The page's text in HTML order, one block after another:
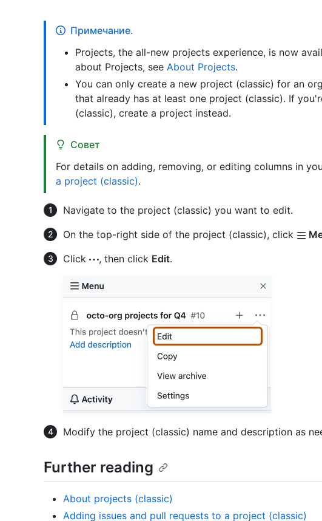
Примечание.
Projects, the all-new projects experience, is now
about Projects, see About Projects.
You can only create a new project (classic) for an
that already has at least one project (classic). If
(classic), create a project instead.
Совет
For details on adding, removing, or editing columns in
a project (classic).
Navigate to the project (classic) you want to edit.
On the top-right side of the project (classic), click
Click
, then click Edit.
Modify the project (classic) name and description as
Further reading
About projects (classic)
Adding issues and pull requests to a project (classic)